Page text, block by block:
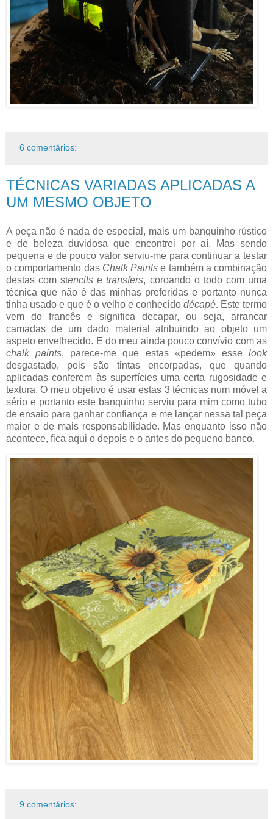
6 comentários:
TÉCNICAS VARIADAS APLICADAS A
UM MESMO OBJETO
A peça não é nada de especial, mais um banquinho rústico
e de beleza duvidosa que encontrei por aí. Mas sendo
pequena e de pouco valor serviu-me para continuar a testar
o comportamento das Chalk Paints e também a combinação
destas com stencilse transfers, coroando o todo com uma
técnica que não é das minhas preferidas e portanto nunca
tinha usado e que é o velho e conhecido décapé. Este termo
vem do francês e significa decapar, ou seja, arrancar
camadas de um dado material atribuindo ao objeto um
aspeto envelhecido. E do meu ainda pouco convívio com as
chalk paints, parece-me que estas «pedem» esselook
desgastado, pois são tintas encorpadas, que quando
aplicadas conferem às superfícies uma certa rugosidade e
textura. O meu objetivo é usar estas 3 técnicas num móvel a
sério e portanto este banquinho serviu para mim como tubo
de ensaio para ganhar confiança e me lançar nessa tal peça
maior e de mais responsabilidade. Mas enquanto isso não
acontece, fica aqui o depois e o antes do pequeno banco.
9 comentários: